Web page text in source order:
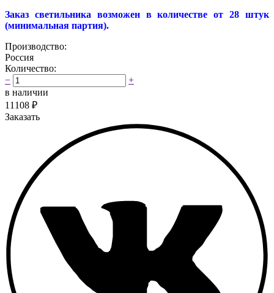
Заказ светильника возможен в количестве от 28 штук
(минимальная партия).
Производство:
Россия
Количество:
−
+
в наличии
11108 ₽
Заказать